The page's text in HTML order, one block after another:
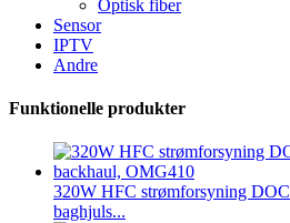
Optisk fiber
Sensor
IPTV
Andre
Funktionelle produkter
320W HFC strømforsyning
baghjuls...